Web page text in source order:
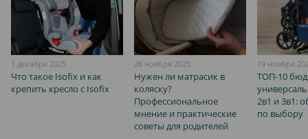
1 декабря 2025
Что такое Isofix и как
крепить кресло с Isofix
26 ноября 2025
Нужен ли матрасик в
коляску?
Профессиональное
мнение и практические
советы для родителей
19 ноября
ТОП-10
2в1 и 3в1:
по выбору